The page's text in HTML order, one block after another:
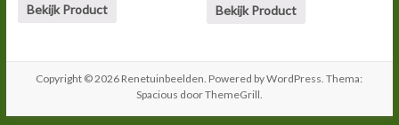
Bekijk Product Bekijk Product
Copyright © 2026 Renetuinbeelden . Powered byWordPress . Thema:
Spacious doorThemeGrill